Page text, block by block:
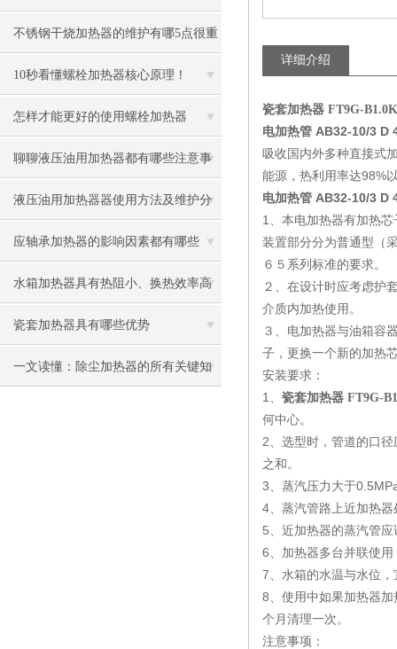
青睐
不锈钢干烧加热器的维护有哪5点很重
要
10秒看懂螺栓加热器核心原理！
怎样才能更好的使用螺栓加热器
聊聊液压油用加热器都有哪些注意事
项
液压油用加热器器使用方法及维护分
享给大家
应轴承加热器的影响因素都有哪些
呢？
水箱加热器具有热阻小、换热效率高
的优点
瓷套加热器具有哪些优势
一文读懂：除尘加热器的所有关键知
详细介绍
瓷套加热器 FT9G-
电加热管 AB32-10/3 D
吸收国内外多种直接式
能源，热利用率达98%
电加热管 AB32-10/3 D
1、本电加热器有加热
装置部分分为普通型（
６５系列标准的要求。
２、在设计时应考虑护
介质内加热使用。
３、电加热器与油箱容
子，更换一个新的加热
安装要求：
1、 瓷套加热器 FT9G-
何中心。
2、选型时，管道的口
之和。
3、蒸汽压力大于
4、蒸汽管路上近加热
5、近加热器的蒸汽管
6、加热器多台并联使
7、水箱的水温与水位
8、使用中如果加热器
个月清理一次。
注意事项：